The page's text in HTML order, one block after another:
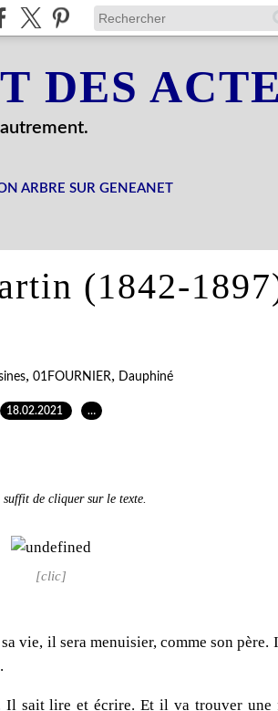
DES
ARBRE SUR GENEANET
(1842-
, 01FOURNIER, Dauphiné
18.02.2021 …
de cliquer sur le texte.
[clic]
vie, il sera menuisier, comme son
sait lire et écrire. Et il va trouver